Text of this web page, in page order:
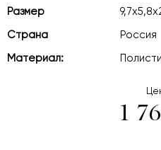
Размер
Страна
Россия
Материал:
1